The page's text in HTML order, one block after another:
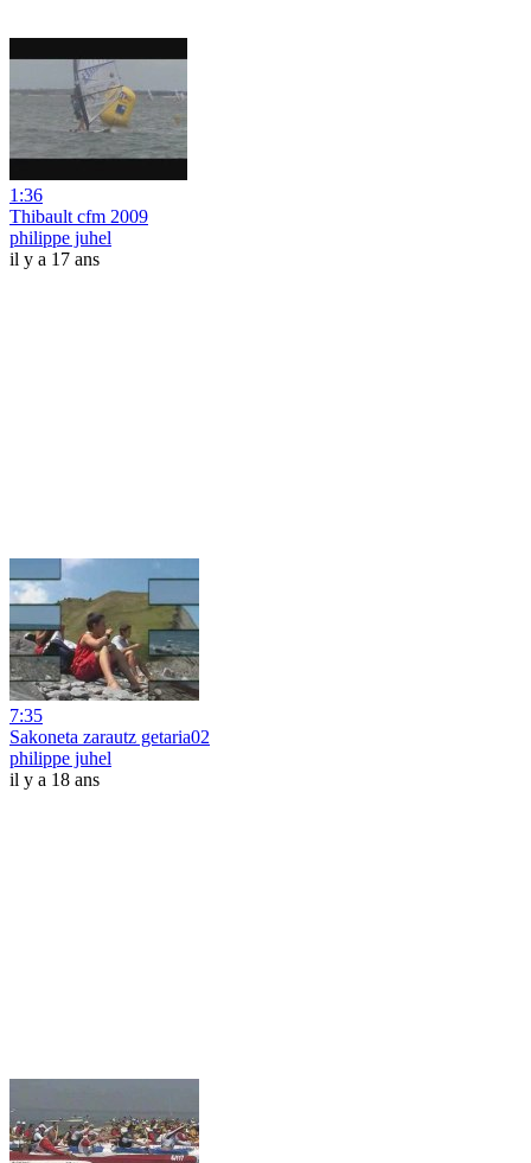
1:36
Thibault cfm 2009
philippe juhel
il y a 17 ans
7:35
Sakoneta zarautz getaria02
philippe juhel
il y a 18 ans